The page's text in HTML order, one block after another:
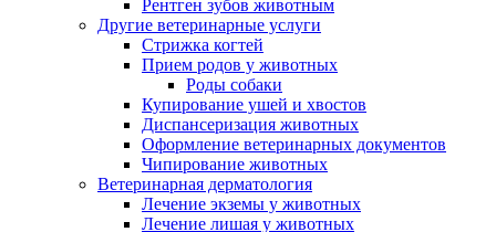
Рентген зубов животным
Другие ветеринарные услуги
Стрижка когтей
Прием родов у животных
Роды собаки
Купирование ушей и хвостов
Диспансеризация животных
Оформление ветеринарных документов
Чипирование животных
Ветеринарная дерматология
Лечение экземы у животных
Лечение лишая у животных